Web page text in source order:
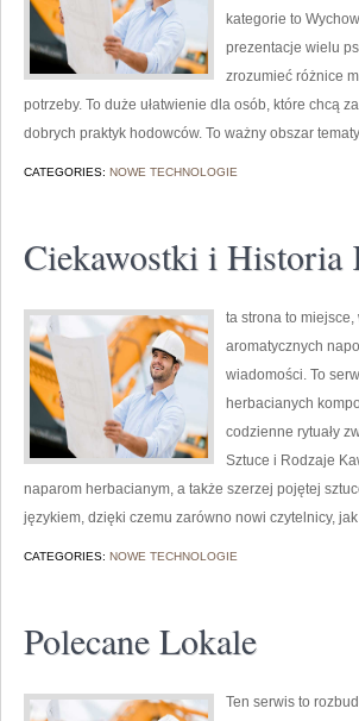
kategorie to
prezentacje wielu
zrozumieć różnice
potrzeby. To duże ułatwienie dla osób, które chcą
dobrych praktyk hodowców. To ważny obszar
CATEGORIES: NOWE TECHNOLOGIE
Ciekawostki i Historia
ta strona to
aromatycznych
wiadomości. To
herbacianych
codzienne rytuały
Sztuce i Rodzaje
naparom herbacianym, a także szerzej pojętej
językiem, dzięki czemu zarówno nowi czytelnicy,
CATEGORIES: NOWE TECHNOLOGIE
Polecane Lokale
Ten serwis to